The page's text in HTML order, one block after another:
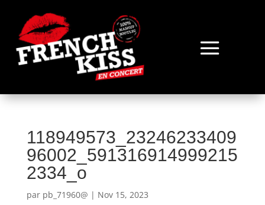
118949573_23246233409
96002_591316914999215
2334_o
par pb_71960@ | Nov 15, 2023